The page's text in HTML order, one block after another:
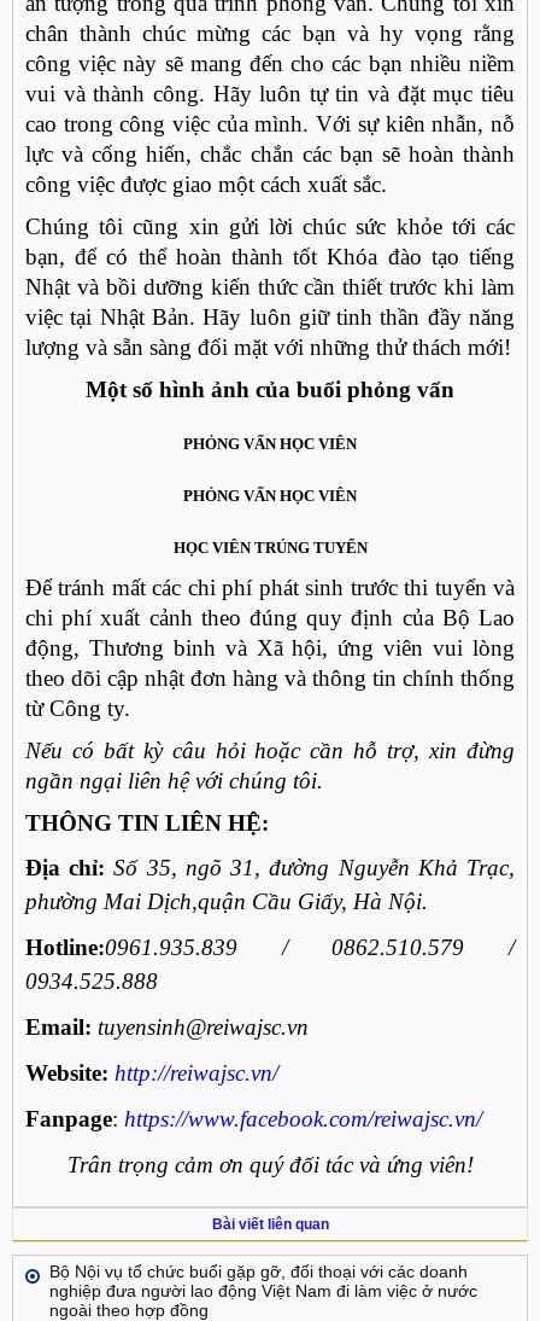
chân thành chúc mừng các bạn và hy vọng rằng
công việc này sẽ mang đến cho các bạn nhiều niềm
vui và thành công. Hãy luôn tự tin và đặt mục tiêu
cao trong công việc của mình. Với sự kiên nhẫn, nỗ
lực và cống hiến, chắc chắn các bạn sẽ hoàn thành
công việc được giao một cách xuất sắc.
Chúng tôi cũng xin gửi lời chúc sức khỏe tới các
bạn, để có thể hoàn thành tốt Khóa đào tạo tiếng
Nhật và bồi dưỡng kiến thức cần thiết trước khi làm
việc tại Nhật Bản. Hãy luôn giữ tinh thần đầy năng
lượng và sẵn sàng đối mặt với những thử thách mới!
Một số hình ảnh của buổi phỏng vấn
PHỎNG VẤN HỌC VIÊN
PHỎNG VẤN HỌC VIÊN
HỌC VIÊN TRÚNG TUYỂN
Để tránh mất các chi phí phát sinh trước thi tuyển và
chi phí xuất cảnh theo đúng quy định của Bộ Lao
động, Thương binh và Xã hội, ứng viên vui lòng
theo dõi cập nhật đơn hàng và thông tin chính thống
từ Công ty.
Nếu có bất kỳ câu hỏi hoặc cần hỗ trợ, xin đừng
ngần ngại liên hệ với chúng tôi.
THÔNG TIN LIÊN HỆ:
Địa chỉ:Số 35, ngõ 31, đường Nguyễn Khả Trạc,
phường Mai Dịch,quận Cầu Giấy, Hà Nội.
Hotline:0961.935.839 / 0862.510.579 /
0934.525.888
Email: tuyensinh@reiwajsc.vn
Website: http://reiwajsc.vn/
Fanpage: https://www.facebook.com/reiwajsc.vn/
Trân trọng cảm ơn quý đối tác và ứng viên!
Bài viết liên quan
Bộ Nội vụ tổ chức buổi gặp gỡ, đối thoại với các doanh
nghiệp đưa người lao động Việt Nam đi làm việc ở nước
ngoài theo hợp đồng